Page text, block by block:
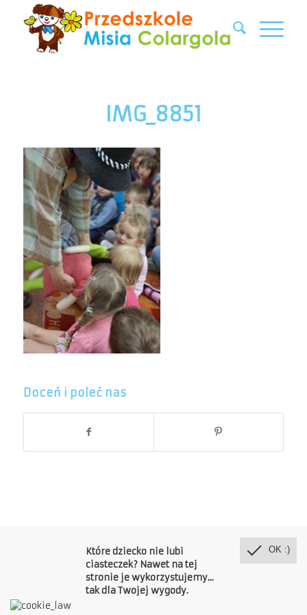
IMG_8851
Doceń i poleć nas
Copyright © Publiczne Przedszkole Misia Colargola 2018
Edukacja Jadłospis Dla rodziców
OK :)
Które dziecko nie lubi
ciasteczek? Nawet na tej
stronie je wykorzystujemy...
tak dla Twojej wygody.